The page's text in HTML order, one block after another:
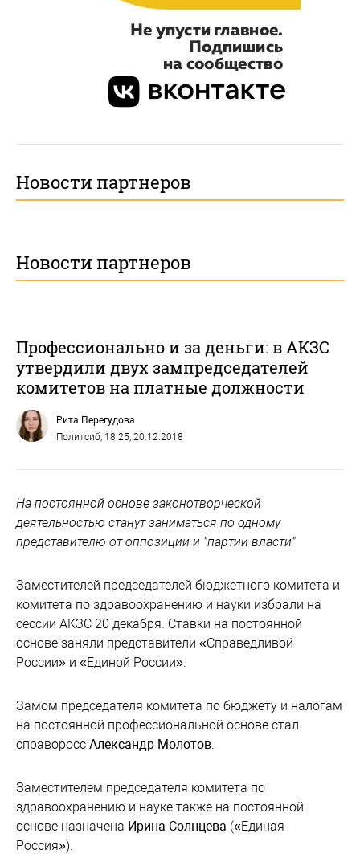
Новости партнеров
Новости партнеров
Профессионально и за деньги: в АКЗС
утвердили двух зампредседателей
комитетов на платные должности
Рита Перегудова
Политсиб, 18:25, 20.12.2018
На постоянной основе законотворческой
деятельностью станут заниматься по одному
представителю от оппозиции и "партии власти"
Заместителей председателей бюджетного комитета и
комитета по здравоохранению и науки избрали на
сессии АКЗС 20 декабря. Ставки на постоянной
основе заняли представители «Справедливой
России» и «Единой России».
Замом председателя комитета по бюджету и налогам
на постоянной профессиональной основе стал
справоросс Александр Молотов.
Заместителем председателя комитета по
здравоохранению и науке также на постоянной
основе назначена Ирина Солнцева («Единая
Россия»).